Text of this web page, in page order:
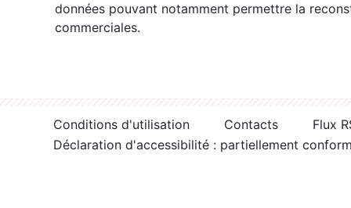
données pouvant notamment permettre la
commerciales.
Conditions d'utilisation Contacts
Flux
Déclaration d'accessibilité : partiellement